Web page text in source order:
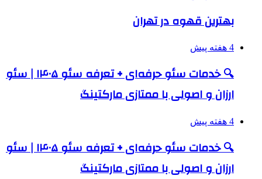
بهترین قهوه در تهران
4 هفته پیش
🔍 خدمات سئو حرفه‌ای + تعرفه سئو ۱۴۰۵ | سئو
ارزان و اصولی با ممتازی مارکتینگ
4 هفته پیش
🔍 خدمات سئو حرفه‌ای + تعرفه سئو ۱۴۰۵ | سئو
ارزان و اصولی با ممتازی مارکتینگ